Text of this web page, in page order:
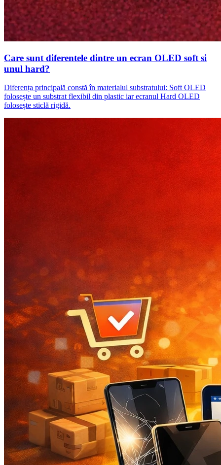
Care sunt diferentele dintre un ecran OLED soft si
unul hard?
Diferența principală constă în materialul substratului: Soft OLED
folosește un substrat flexibil din plastic iar ecranul Hard OLED
folosește sticlă rigidă.